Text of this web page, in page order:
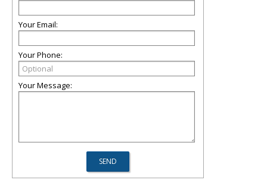
Your Email:
Your Phone:
Your Message: